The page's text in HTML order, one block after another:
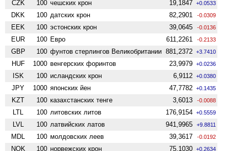
CZK 100 чешских крон 19,1847 +0.0533
DKK 100 датских крон 82,2901 -0.0309
EEK 100 эстонских крон 39,0645 -0.0136
EUR 100 Евро 611,2261 -0.2133
GBP 100 фунтов стерлингов Велико­британии 881,2372 +3.7410
HUF 1000 венгерских форинтов 23,9979 +0.0236
ISK 100 исландских крон 6,9112 +0.0380
JPY 1000 японских йен 47,7782 +0.1435
KZT 100 казахстанских тенге 3,6013 -0.0088
LTL 100 литовских литов 176,9154 +0.5559
LVL 100 латвийских латов 941,9965 +9.8811
MDL 100 молдовских леев 39,3617 -0.0192
NOK 100 норвежских крон 75,1030 +0.2634